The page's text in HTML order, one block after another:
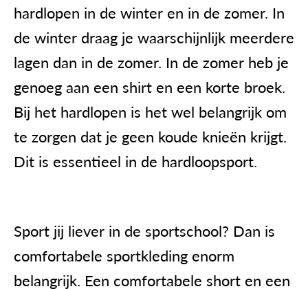
hardlopen in de winter en in de zomer. In
de winter draag je waarschijnlijk meerdere
lagen dan in de zomer. In de zomer heb je
genoeg aan een shirt en een korte broek.
Bij het hardlopen is het wel belangrijk om
te zorgen dat je geen koude knieën krijgt.
Dit is essentieel in de hardloopsport.
Sport jij liever in de sportschool? Dan is
comfortabele sportkleding enorm
belangrijk. Een comfortabele short en een